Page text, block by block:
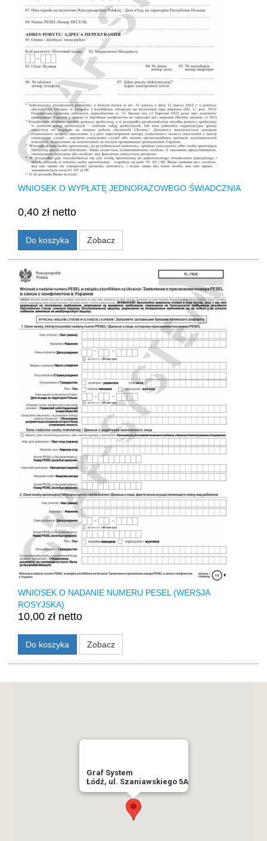
WNIOSEK O WYPŁATĘ JEDNORAZOWEGO ŚWIADCZNIA
0,40 zł netto
Do koszyka Zobacz
WNIOSEK O NADANIE NUMERU PESEL (WERSJA
ROSYJSKA)
10,00 zł netto
Do koszyka Zobacz
Graf System
Łódź, ul. Szaniawskiego 5A